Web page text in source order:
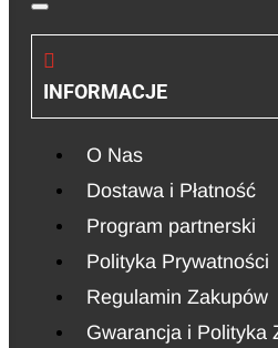
INFORMACJE
O Nas
Dostawa i Płatność
Program partnerski
Polityka Prywatności
Regulamin Zakupów
Gwarancja i Polityka